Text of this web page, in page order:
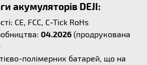
акумуляторів DEJI:
CE, FCC, C-Tick RoHs
04.2026 (продрукована
полімерних батарей, що на